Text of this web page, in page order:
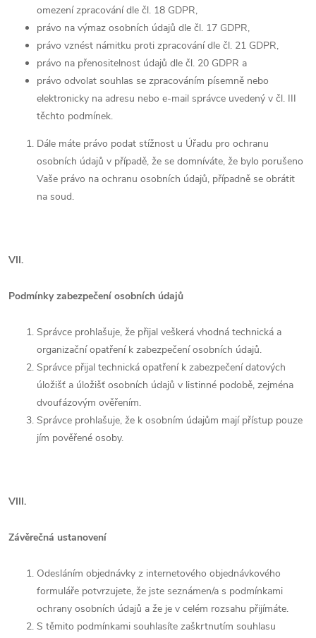
omezení zpracování dle čl. 18 GDPR,
právo na výmaz osobních údajů dle čl. 17 GDPR,
právo vznést námitku proti zpracování dle čl. 21 GDPR,
právo na přenositelnost údajů dle čl. 20 GDPR a
právo odvolat souhlas se zpracováním písemně nebo
elektronicky na adresu nebo e-mail správce uvedený v čl. III
těchto podmínek.
Dále máte právo podat stížnost u Úřadu pro ochranu
osobních údajů v případě, že se domníváte, že bylo porušeno
Vaše právo na ochranu osobních údajů, případně se obrátit
na soud.
VII.
Podmínky zabezpečení osobních údajů
Správce prohlašuje, že přijal veškerá vhodná technická a
organizační opatření k zabezpečení osobních údajů.
Správce přijal technická opatření k zabezpečení datových
úložišť a úložišť osobních údajů v listinné podobě, zejména
dvoufázovým ověřením.
Správce prohlašuje, že k osobním údajům mají přístup pouze
jím pověřené osoby.
VIII.
Závěrečná ustanovení
Odesláním objednávky z internetového objednávkového
formuláře potvrzujete, že jste seznámen/a s podmínkami
ochrany osobních údajů a že je v celém rozsahu přijímáte.
S těmito podmínkami souhlasíte zaškrtnutím souhlasu